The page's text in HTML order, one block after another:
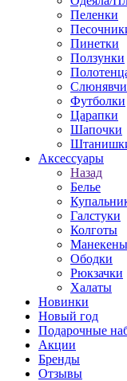
Пеленки
Пинетки
Ползунки
Футболки
Царапки
Шапочки
Аксессуары
Назад
Белье
Галстуки
Колготы
Манекены
Ободки
Рюкзачки
Халаты
Новинки
Новый год
Подарочные
Акции
Бренды
Отзывы